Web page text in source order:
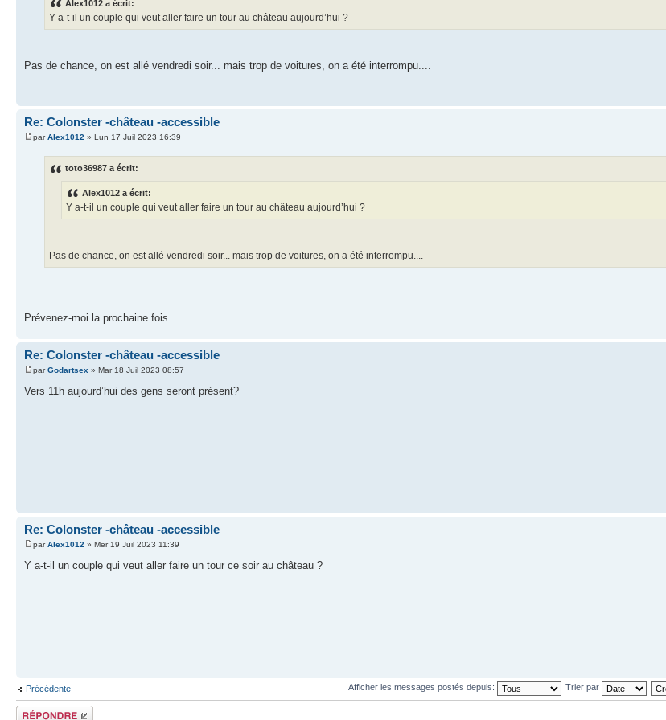
Alex1012 a écrit:
Y a-t-il un couple qui veut aller faire un tour au château aujourd’hui ?
Pas de chance, on est allé vendredi soir... mais trop de voitures, on a été interrompu....
Re: Colonster -château -accessible
parAlex1012 » Lun 17 Juil 2023 16:39
toto36987 a écrit:
Alex1012 a écrit:
Y a-t-il un couple qui veut aller faire un tour au château aujourd’hui ?
Pas de chance, on est allé vendredi soir... mais trop de voitures, on a été interrompu....
Prévenez-moi la prochaine fois..
Re: Colonster -château -accessible
parGodartsex » Mar 18 Juil 2023 08:57
Vers 11h aujourd’hui des gens seront présent?
Re: Colonster -château -accessible
parAlex1012 » Mer 19 Juil 2023 11:39
Y a-t-il un couple qui veut aller faire un tour ce soir au château ?
Précédente Afficher les messages postés depuis: Trier par
Répondre